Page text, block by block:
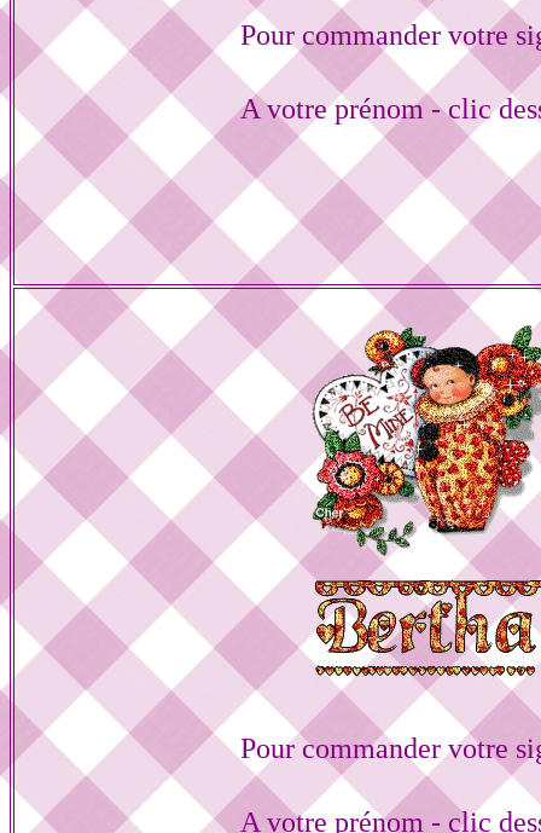
Pour commander votre
A votre prénom - clic
Pour commander votre
A votre prénom - clic